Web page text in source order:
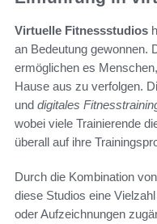
Virtuelle Fitnessstudios
an Bedeutung gewonnen.
ermöglichen es
Hause aus zu verfolgen.
und digitales
wobei viele Trainierende
überall auf ihre
Durch die Kombination
diese Studios eine
oder Aufzeichnungen